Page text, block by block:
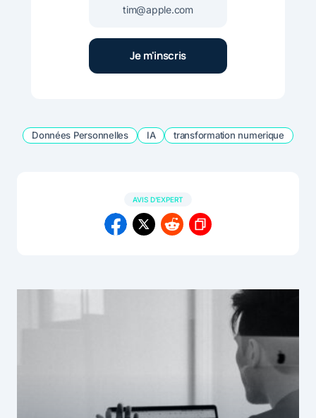
Données Personnelles IA transformation numerique
AVIS D'EXPERT